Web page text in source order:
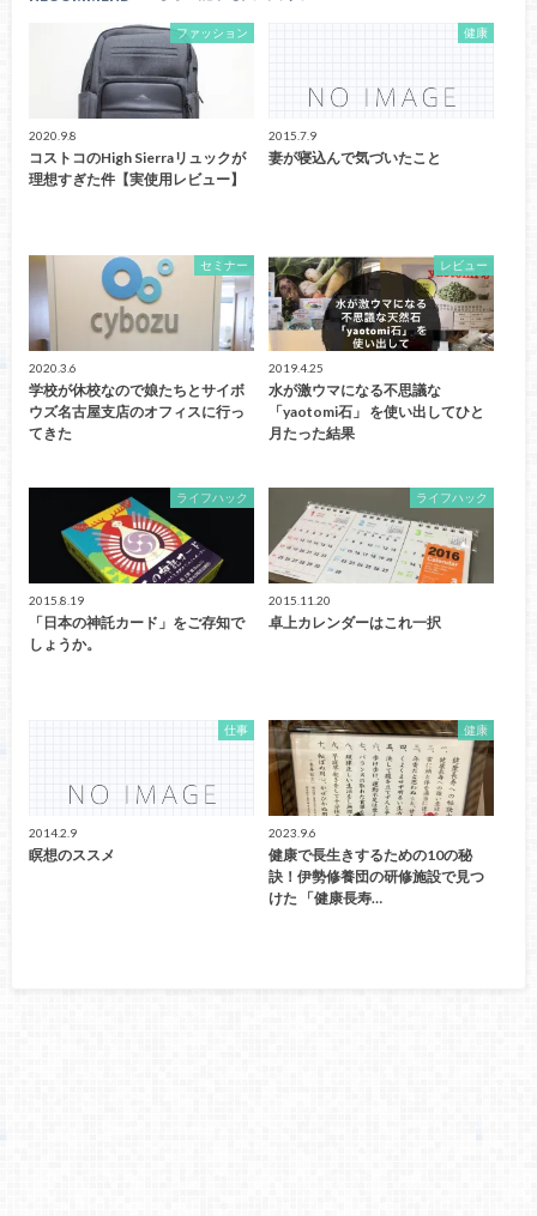
ファッション
2020.9.8
コストコのHigh Sierraリュックが
理想すぎた件【実使用レビュー】
健康
2015.7.9
妻が寝込んで気づいたこと
セミナー
2020.3.6
学校が休校なので娘たちとサイボ
ウズ名古屋支店のオフィスに行っ
てきた
レビュー
2019.4.25
水が激ウマになる不思議な
「yaotomi石」 を使い出してひと
月たった結果
ライフハック
2015.8.19
「日本の神託カード」をご存知で
しょうか。
ライフハック
2015.11.20
卓上カレンダーはこれ一択
仕事
2014.2.9
瞑想のススメ
健康
2023.9.6
健康で長生きするための10の秘
訣！伊勢修養団の研修施設で見つ
けた 「健康長寿…